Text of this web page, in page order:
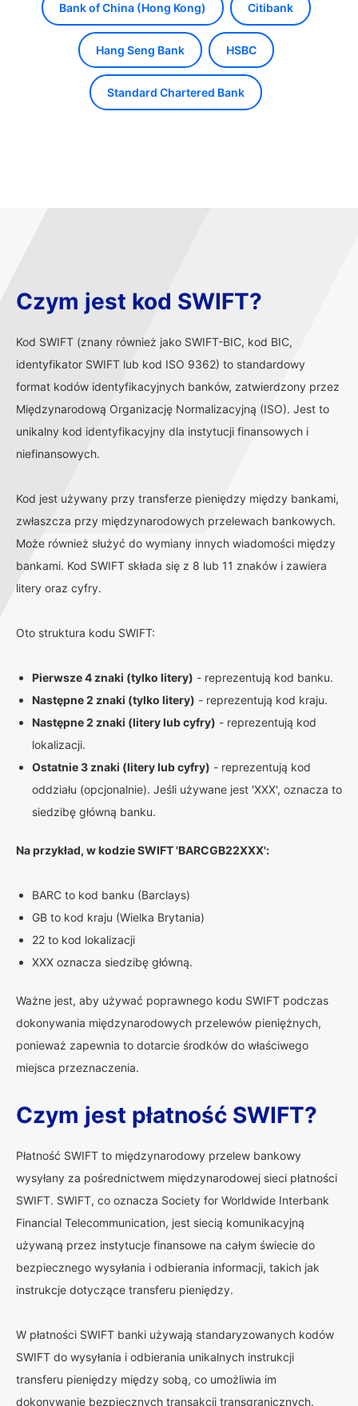
Bank of China (Hong Kong) Citibank
Hang Seng Bank HSBC
Standard Chartered Bank
Czym jest kod SWIFT?
Kod SWIFT (znany również jako SWIFT-BIC, kod BIC,
identyfikator SWIFT lub kod ISO 9362) to standardowy
format kodów identyfikacyjnych banków, zatwierdzony przez
Międzynarodową Organizację Normalizacyjną (ISO). Jest to
unikalny kod identyfikacyjny dla instytucji finansowych i
niefinansowych.
Kod jest używany przy transferze pieniędzy między bankami,
zwłaszcza przy międzynarodowych przelewach bankowych.
Może również służyć do wymiany innych wiadomości między
bankami. Kod SWIFT składa się z 8 lub 11 znaków i zawiera
litery oraz cyfry.
Oto struktura kodu SWIFT:
Pierwsze 4 znaki (tylko litery) - reprezentują kod banku.
Następne 2 znaki (tylko litery) - reprezentują kod kraju.
Następne 2 znaki (litery lub cyfry) - reprezentują kod
lokalizacji.
Ostatnie 3 znaki (litery lub cyfry) - reprezentują kod
oddziału (opcjonalnie). Jeśli używane jest 'XXX', oznacza to
siedzibę główną banku.
Na przykład, w kodzie SWIFT 'BARCGB22XXX':
BARC to kod banku (Barclays)
GB to kod kraju (Wielka Brytania)
22 to kod lokalizacji
XXX oznacza siedzibę główną.
Ważne jest, aby używać poprawnego kodu SWIFT podczas
dokonywania międzynarodowych przelewów pieniężnych,
ponieważ zapewnia to dotarcie środków do właściwego
miejsca przeznaczenia.
Czym jest płatność SWIFT?
Płatność SWIFT to międzynarodowy przelew bankowy
wysyłany za pośrednictwem międzynarodowej sieci płatności
SWIFT. SWIFT, co oznacza Society for Worldwide Interbank
Financial Telecommunication, jest siecią komunikacyjną
używaną przez instytucje finansowe na całym świecie do
bezpiecznego wysyłania i odbierania informacji, takich jak
instrukcje dotyczące transferu pieniędzy.
W płatności SWIFT banki używają standaryzowanych kodów
SWIFT do wysyłania i odbierania unikalnych instrukcji
transferu pieniędzy między sobą, co umożliwia im
dokonywanie bezpiecznych transakcji transgranicznych.